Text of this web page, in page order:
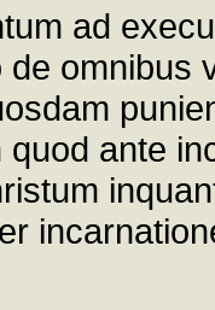
ad
omnibus
quod ante